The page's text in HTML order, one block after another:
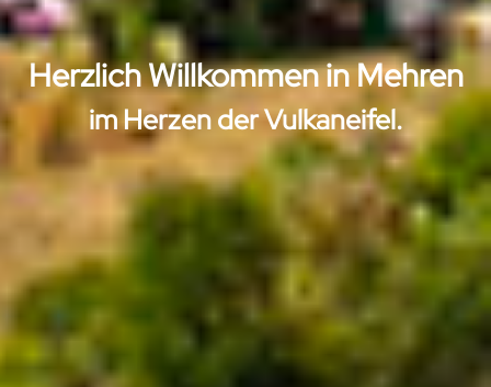
Herzlich Willkommen in Mehren
im Herzen der Vulkaneifel.